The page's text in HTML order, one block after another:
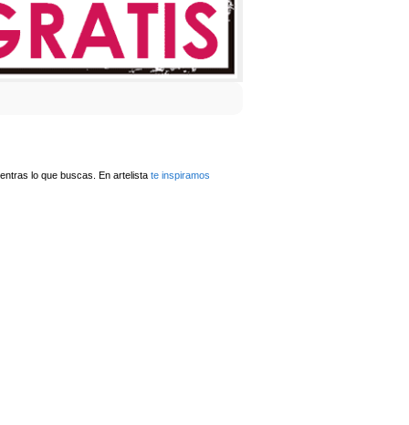
lo que buscas. En artelista te inspiramos